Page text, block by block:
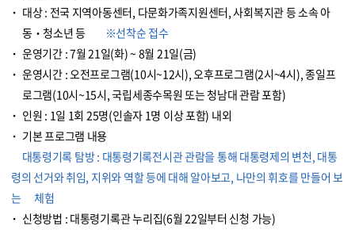
대상 : 전국 지역아동센터, 다문화가족지원센터, 사회복지관 등 소속 아
동‧청소년 등
※선착순 접수
운영기간 : 7월 21일(화) ~ 8월 21일(금)
운영시간 : 오전프로그램(10시~12시), 오후프로그램(2시~4시), 종일프
로그램(10시~15시, 국립세종수목원 또는 청남대 관람 포함)
인원 : 1일 1회 25명(인솔자 1명 이상 포함) 내외
기본 프로그램 내용
대통령기록 탐방 : 대통령기록전시관 관람을 통해 대통령제의 변천, 대통
령의 선거와 취임, 지위와 역할 등에 대해 알아보고, 나만의 휘호를 만들어 보
는 체험
신청방법 : 대통령기록관 누리집(6월 22일부터 신청 가능)